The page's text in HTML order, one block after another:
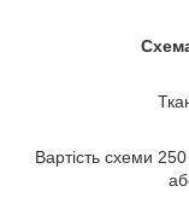
Вартість схеми 250